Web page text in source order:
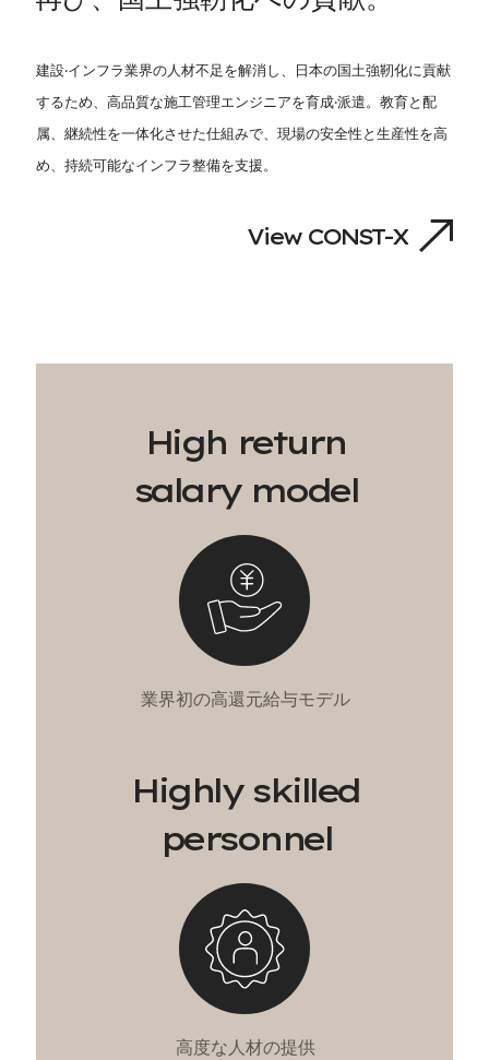
建設‧インフラ業界の⼈材不⾜を解消し、⽇本の国⼟強靭化に貢献
するため、⾼品質な施⼯管理エンジニアを育成‧派遣。教育と配
属、継続性を⼀体化させた仕組みで、現場の安全性と⽣産性を⾼
め、持続可能なインフラ整備を⽀援。
View CONST-X
High return
salary model
業界初の高還元給与モデル
Highly skilled
personnel
高度な 人 材の提供